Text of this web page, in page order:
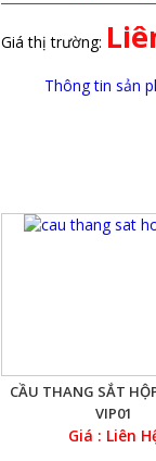
Giá thị trường:
Thông tin sản
CẦU THANG SẮT
VIP01
Giá : Liên